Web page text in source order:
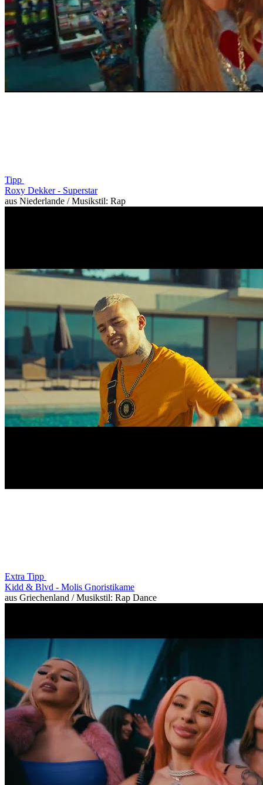
Tipp
Roxy Dekker - Superstar
aus Niederlande / Musikstil: Rap
Extra Tipp
Kidd & Blvd - Molis Gnoristikame
aus Griechenland / Musikstil: Rap Dance